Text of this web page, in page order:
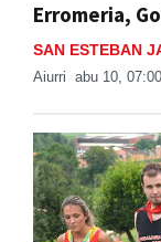
Erromeria,
SAN ESTEBAN
Aiurri abu 10, 07:00